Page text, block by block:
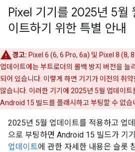
Pixel 기기를 2025년 5월
이트하기 위한 특별 안내
경고: Pixel 6 (6, 6 Pro, 6a) 및 Pixel 8 (8,
업데이트에는 부트로더의 롤백 방지 버전을 늘
되어 있습니다. 이렇게 하면 기기가 이전의 취
않습니다. 이러한 기기에 2025년 5월 업데이트
Android 15 빌드를 플래시하고 부팅할 수 없습
2025년 5월 업데이트를 적용하고 업
으로 부팅하면 Android 15 빌드가 기
업데이트에 관한 자세한 내용은 슬롯